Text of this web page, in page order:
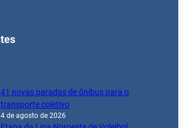
41 novas paradas de ônibus para o
transporte coletivo
4 de agosto de 2026